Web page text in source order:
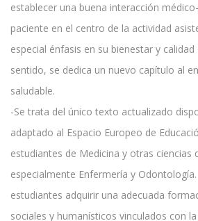
establecer una buena interacción
paciente en el centro de la actividad
especial énfasis en su bienestar y calidad
sentido, se dedica un nuevo capítulo al
saludable.
-Se trata del único texto actualizado
adaptado al Espacio Europeo de
estudiantes de Medicina y otras ciencias
especialmente Enfermería y
estudiantes adquirir una adecuada
sociales y humanísticos vinculados con